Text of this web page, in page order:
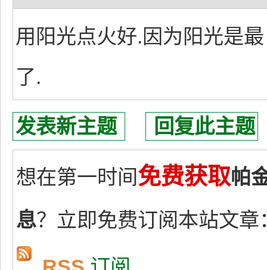
用阳光点火好.因为阳光是
了.
发表新主题 回复此主题
想在第一时间免费获取帕
息？立即免费订阅本站文章